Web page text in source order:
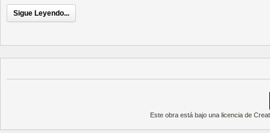
Sigue Leyendo...
Este obra está bajo unalicencia de